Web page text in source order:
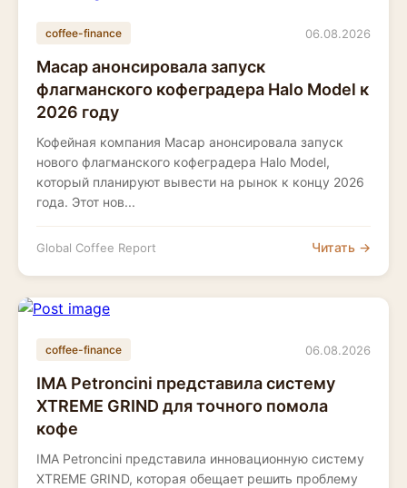
coffee-finance 06.08.2026
Macap анонсировала запуск
флагманского кофеградера Halo Model к
2026 году
Кофейная компания Macap анонсировала запуск
нового флагманского кофеградера Halo Model,
который планируют вывести на рынок к концу 2026
года. Этот нов...
Global Coffee Report Читать →
coffee-finance 06.08.2026
IMA Petroncini представила систему
XTREME GRIND для точного помола
кофе
IMA Petroncini представила инновационную систему
XTREME GRIND, которая обещает решить проблему